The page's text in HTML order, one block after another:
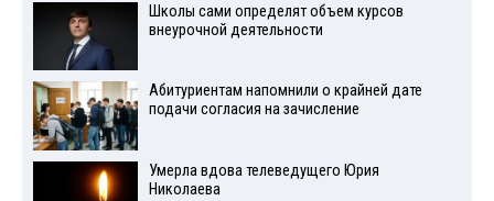
Школы сами определят объем курсов
внеурочной деятельности
Абитуриентам напомнили о крайней дате
подачи согласия на зачисление
Умерла вдова телеведущего Юрия
Николаева